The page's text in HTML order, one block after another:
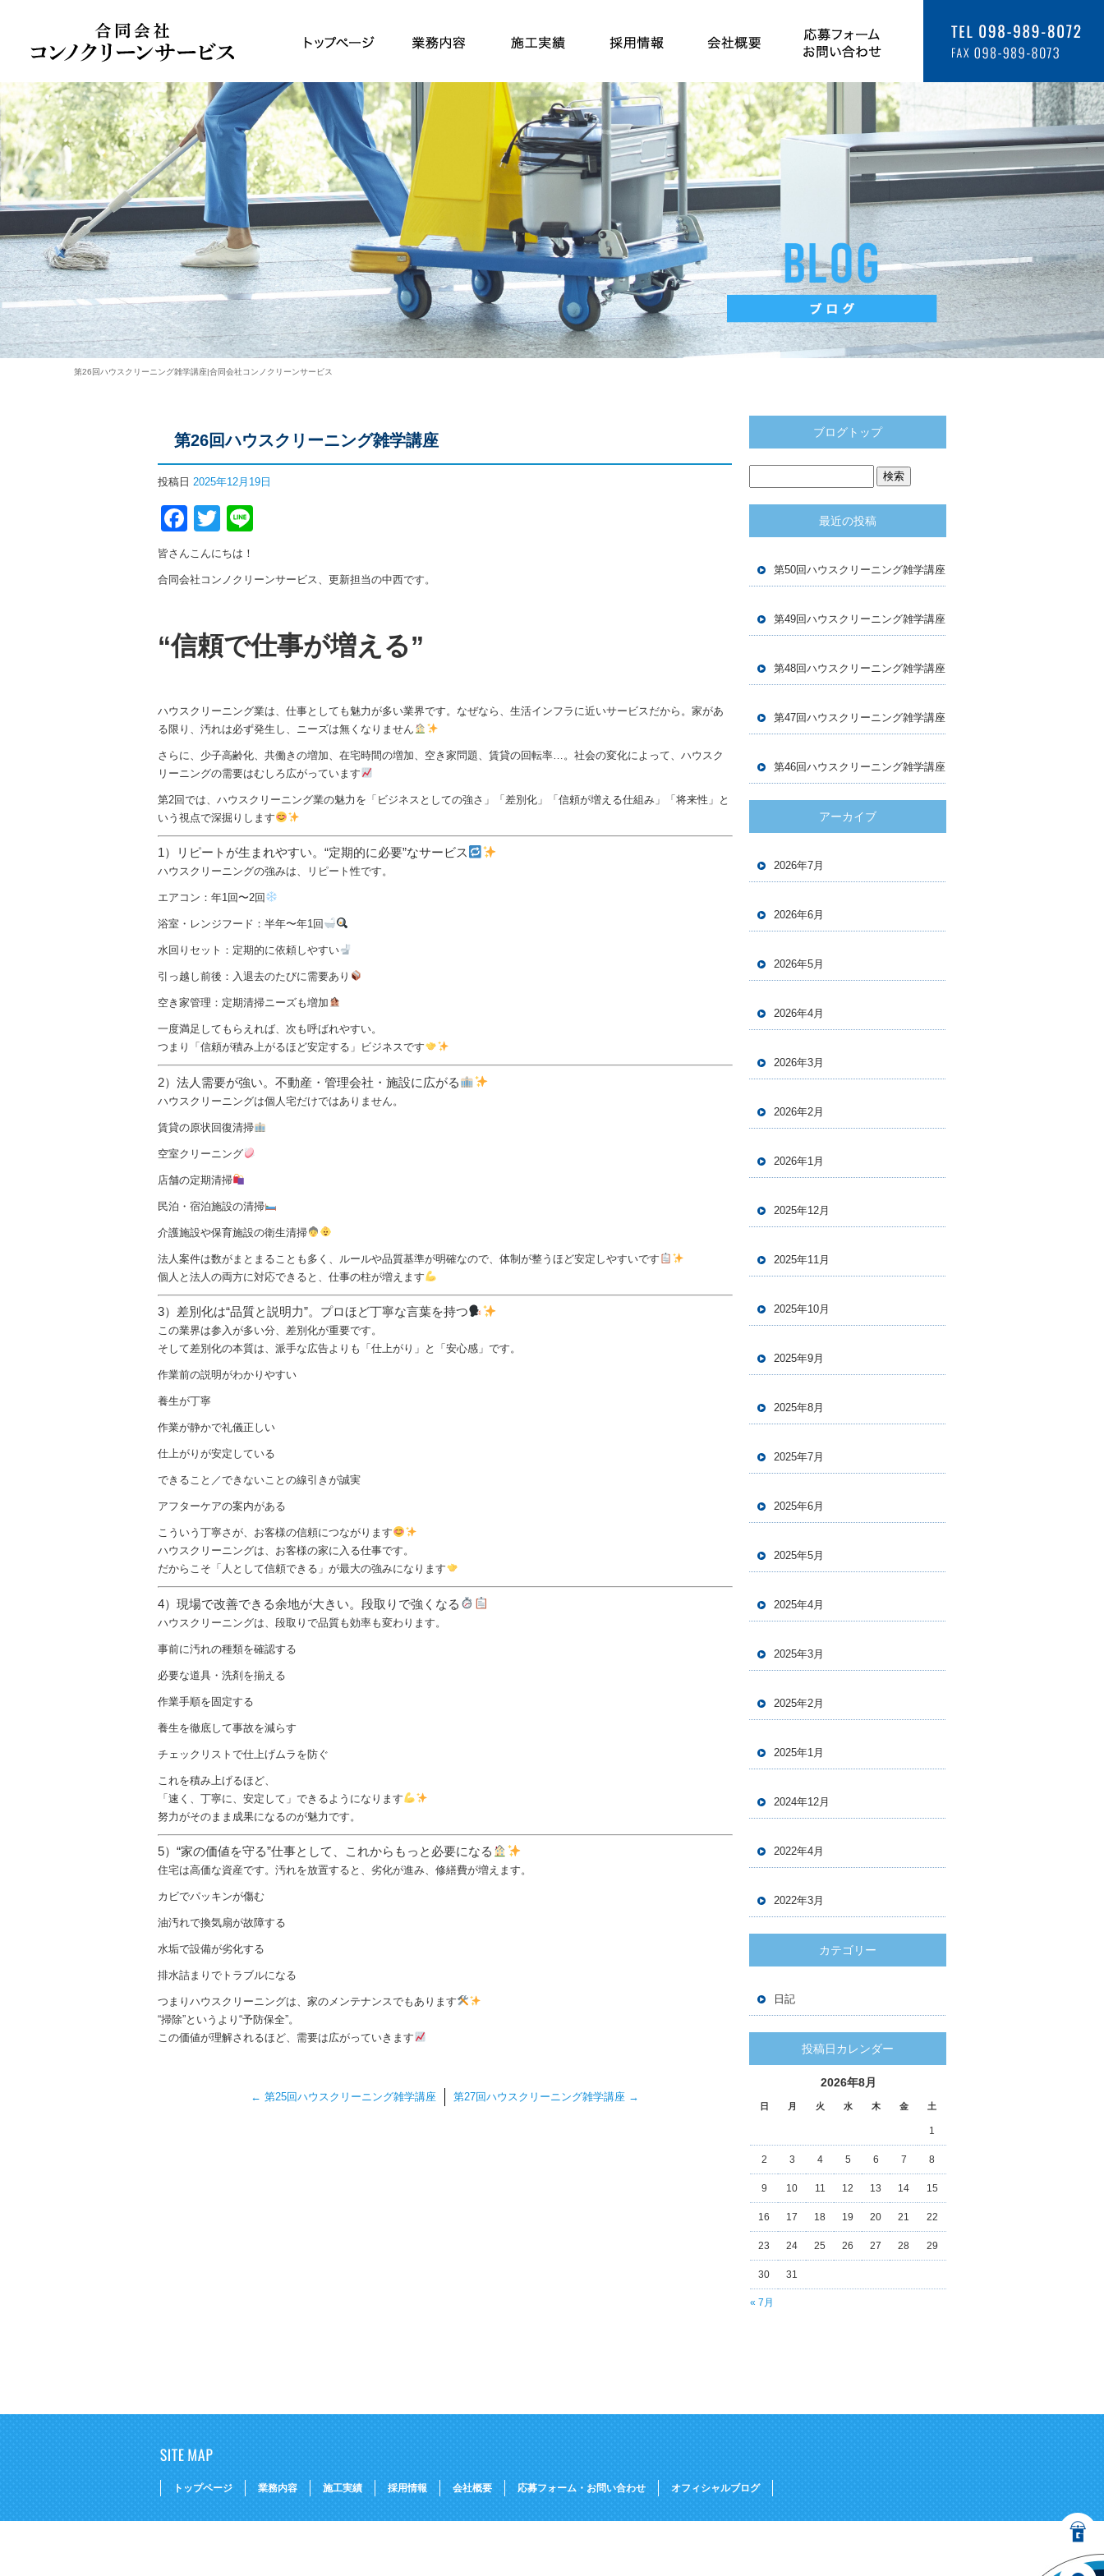
第26回ハウスクリーニング雑学講座|合同会社コンノクリーンサービス
第26回ハウスクリーニング雑学講座
投稿日 2025年12月19日
Facebook
Twitter
皆さんこんにちは！
合同会社コンノクリーンサービス、更新担当の中西です。
“信頼で仕事が増える”
ハウスクリーニング業は、仕事としても魅力が多い業界です。なぜなら、生活インフラに近いサービスだから。家があ
る限り、汚れは必ず発生し、ニーズは無くなりません
さらに、少子高齢化、共働きの増加、在宅時間の増加、空き家問題、賃貸の回転率…。社会の変化によって、ハウスク
リーニングの需要はむしろ広がっています
第2回では、ハウスクリーニング業の魅力を「ビジネスとしての強さ」「差別化」「信頼が増える仕組み」「将来性」と
いう視点で深掘りします
1）リピートが生まれやすい。“定期的に必要”なサービス
ハウスクリーニングの強みは、リピート性です。
エアコン：年1回〜2回
浴室・レンジフード：半年〜年1回
水回りセット：定期的に依頼しやすい
引っ越し前後：入退去のたびに需要あり
空き家管理：定期清掃ニーズも増加
一度満足してもらえれば、次も呼ばれやすい。
つまり「信頼が積み上がるほど安定する」ビジネスです
2）法人需要が強い。不動産・管理会社・施設に広がる
ハウスクリーニングは個人宅だけではありません。
賃貸の原状回復清掃
空室クリーニング
店舗の定期清掃
民泊・宿泊施設の清掃
介護施設や保育施設の衛生清掃
法人案件は数がまとまることも多く、ルールや品質基準が明確なので、体制が整うほど安定しやすいです
個人と法人の両方に対応できると、仕事の柱が増えます
3）差別化は“品質と説明力”。プロほど丁寧な言葉を持つ
この業界は参入が多い分、差別化が重要です。
そして差別化の本質は、派手な広告よりも「仕上がり」と「安心感」です。
作業前の説明がわかりやすい
養生が丁寧
作業が静かで礼儀正しい
仕上がりが安定している
できること／できないことの線引きが誠実
アフターケアの案内がある
こういう丁寧さが、お客様の信頼につながります
ハウスクリーニングは、お客様の家に入る仕事です。
だからこそ「人として信頼できる」が最大の強みになります
4）現場で改善できる余地が大きい。段取りで強くなる
ハウスクリーニングは、段取りで品質も効率も変わります。
事前に汚れの種類を確認する
必要な道具・洗剤を揃える
作業手順を固定する
養生を徹底して事故を減らす
チェックリストで仕上げムラを防ぐ
これを積み上げるほど、
「速く、丁寧に、安定して」できるようになります
努力がそのまま成果になるのが魅力です。
5）“家の価値を守る”仕事として、これからもっと必要になる
住宅は高価な資産です。汚れを放置すると、劣化が進み、修繕費が増えます。
カビでパッキンが傷む
油汚れで換気扇が故障する
水垢で設備が劣化する
排水詰まりでトラブルになる
つまりハウスクリーニングは、家のメンテナンスでもあります
“掃除”というより“予防保全”。
この価値が理解されるほど、需要は広がっていきます
← 第25回ハウスクリーニング雑学講座 第27回ハウスクリーニング雑学講座 →
ブログトップ
最近の投稿
第50回ハウスクリーニング雑学講座
第49回ハウスクリーニング雑学講座
第48回ハウスクリーニング雑学講座
第47回ハウスクリーニング雑学講座
第46回ハウスクリーニング雑学講座
アーカイブ
2026年7月
2026年6月
2026年5月
2026年4月
2026年3月
2026年2月
2026年1月
2025年12月
2025年11月
2025年10月
2025年9月
2025年8月
2025年7月
2025年6月
2025年5月
2025年4月
2025年3月
2025年2月
2025年1月
2024年12月
2022年4月
2022年3月
カテゴリー
日記
投稿日カレンダー
2026年8月
日 月 火 水 木 金 土
« 7月
1
2 3 4 5 6 7 8
9 10 11 12 13 14 15
16 17 18 19 20 21 22
23 24 25 26 27 28 29
30 31
トップページ 業務内容 施工実績 採用情報 会社概要 応募フォーム・お問い合わせ オフィシャルブログ